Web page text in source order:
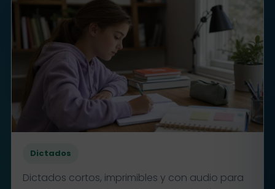
Dictados
Dictados cortos, imprimibles y con audio para